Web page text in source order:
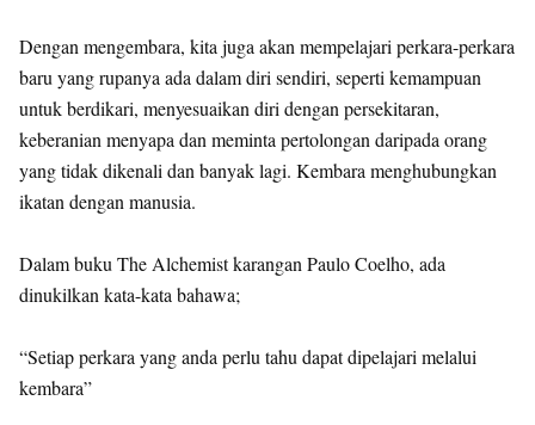
Dengan mengembara, kita juga akan mempelajari perkara-perkara
baru yang rupanya ada dalam diri sendiri, seperti kemampuan
untuk berdikari, menyesuaikan diri dengan persekitaran,
keberanian menyapa dan meminta pertolongan daripada orang
yang tidak dikenali dan banyak lagi. Kembara menghubungkan
ikatan dengan manusia.
Dalam buku The Alchemist karangan Paulo Coelho, ada
dinukilkan kata-kata bahawa;
“Setiap perkara yang anda perlu tahu dapat dipelajari melalui
kembara”